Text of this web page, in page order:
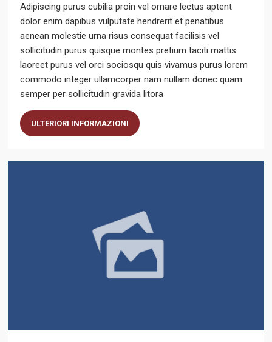
Adipiscing purus cubilia proin vel ornare lectus aptent
dolor enim dapibus vulputate hendrerit et penatibus
aenean molestie urna risus consequat facilisis vel
sollicitudin purus quisque montes pretium taciti mattis
laoreet purus vel orci sociosqu quis vivamus purus lorem
commodo integer ullamcorper nam nullam donec quam
semper per sollicitudin gravida litora
ULTERIORI INFORMAZIONI